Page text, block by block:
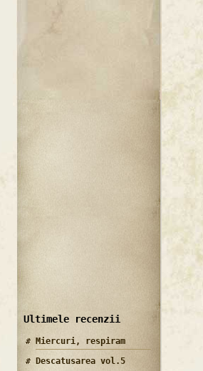
Ultimele recenzii
Miercuri, respiram
Descatusarea vol.5